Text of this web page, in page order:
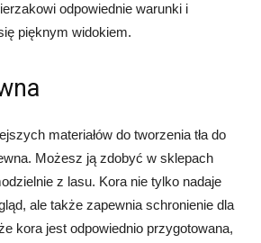
odpowiednie warunki i
pięknym widokiem.
materiałów do tworzenia tła do
Możesz ją zdobyć w sklepach
z lasu. Kora nie tylko nadaje
ale także zapewnia schronienie dla
kora jest odpowiednio przygotowana,